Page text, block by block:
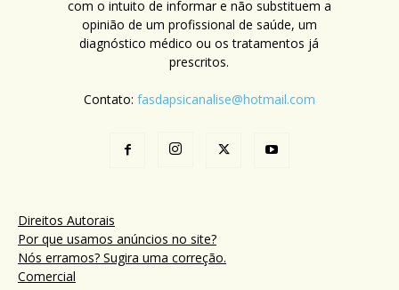
com o intuito de informar e não substituem a
opinião de um profissional de saúde, um
diagnóstico médico ou os tratamentos já
prescritos.
Contato: fasdapsicanalise@hotmail.com
Direitos Autorais
Por que usamos anúncios no site?
Nós erramos? Sugira uma correção.
Comercial